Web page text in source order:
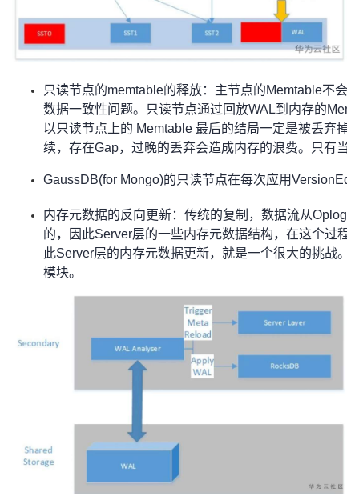
只读节点的memtable的释放：主节点的Memtable不
数据一致性问题。只读节点通过回放WAL到内存的
以只读节点上的 Memtable 最后的结局一定是被丢弃
续，存在Gap，过晚的丢弃会造成内存的浪费。只有
GaussDB(for Mongo)的只读节点在每次应用
内存元数据的反向更新：传统的复制，数据流从Oplog
的，因此Server层的一些内存元数据结构，在这个过
此Server层的内存元数据更新，就是一个很大的挑战
模块。